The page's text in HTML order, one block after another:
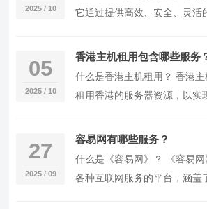
2025 / 10
它通过提供高效、安全、灵活
《7…
05
2025 / 10
香港主机租用包含哪些服务
什么是香港主机租用？ 香港
租用香港的服务器资源，以实
定、安全…
27
2025 / 09
容易网有哪些服务？
什么是《容易网》？ 《容易
各种互联网服务的平台，涵盖